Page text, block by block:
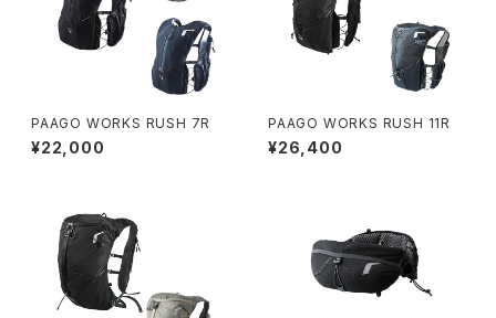
PAAGO WORKS RUSH 7R
¥22,000
PAAGO WORKS RUSH 11R
¥26,400